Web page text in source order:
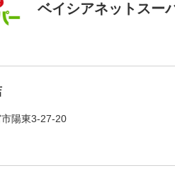
ベイシアネットスー
陽東3-27-20